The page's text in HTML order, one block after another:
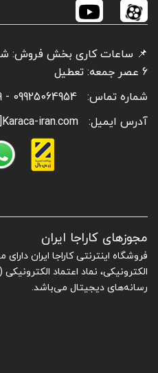
6 عصر جمعه: تعطیل
شماره تماس:
09925064954 - 02128423949
آدرس ایمیل:
iran.com
مجوزهای کاراجا ایران
فروشگاه اینترنتی کاراجا ایران
الکترونیکی، نماد اعتماد
رسانه‌های دیجیتال می‌باشد.